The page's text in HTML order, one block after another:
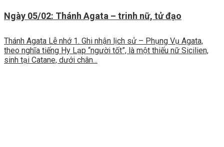
Ngày 05/02: Thánh Agata – trinh nữ, tử đạo
Thánh Agata Lễ nhớ 1. Ghi nhận lịch sử – Phụng Vụ Agata,
theo nghĩa tiếng Hy Lạp “người tốt”, là một thiếu nữ Sicilien,
sinh tại Catane, dưới chân...